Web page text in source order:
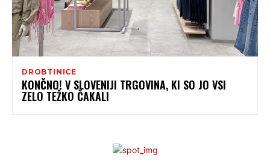
DROBTINICE
KONČNO! V SLOVENIJI TRGOVINA, KI SO JO VSI
ZELO TEŽKO ČAKALI